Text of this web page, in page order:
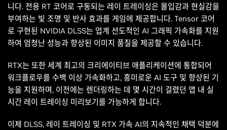
니다. 전용 RT 코어로 구동되는 레이 트레이싱은 몰입감과 현실감을
부여하는 빛 조명 및 반사 효과를 게임에 제공합니다. Tensor 코어
로 구현된 NVIDIA DLSS는 업계 선도적인 AI 그래픽 가속화를 지원
하여 엄청난 성능과 향상된 이미지 품질을 제공할 수 있습니다.
RTX는 또한 세계 최고의 크리에이티브 애플리케이션에 통합되어
워크플로우를 수백 이상 가속화하고, 흥미로운 AI 도구 및 향상된 기
능을 지원하며, 이전에는 렌더링하는 데 몇 시간이 걸렸던 앱 내 실
시간 레이 트레이싱 미리보기를 가능하게 합니다.
이제 DLSS, 레이 트레이싱 및 RTX 가속 AI의 지속적인 채택 덕분에